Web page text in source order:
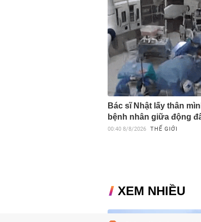
Bác sĩ Nhật lấy thân
bệnh nhân giữa động
00:40 8/8/2026 THẾ GIỚI
XEM NHIỀU